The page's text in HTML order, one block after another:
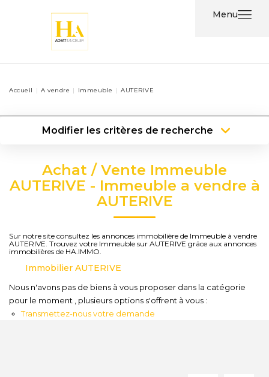
Menu
Nos
Nos
Contact
Rejoindre
Accueil A vendre Immeuble AUTERIVE
Modifier les critères de recherche
Type de bien
Type de bien
Surface min
Plus de critères
Créer une alerte
Achat / Vente Immeuble
AUTERIVE - Immeuble a vendre à
AUTERIVE
Sur notre site consultez les annonces immobilière de Immeuble à vendre
AUTERIVE. Trouvez votre Immeuble sur AUTERIVE grâce aux annonces
immobilières de HA.IMMO.
Immobilier AUTERIVE
Nous n'avons pas de biens à vous proposer dans la catégorie
pour le moment , plusieurs options s'offrent à vous :
Transmettez-nous votre demande